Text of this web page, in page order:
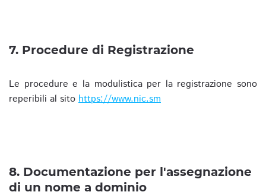
7. Procedure di Registrazione
Le procedure e la modulistica per la registrazione sono
reperibili al sito https://www.nic.sm
8. Documentazione per l'assegnazione
di un nome a dominio